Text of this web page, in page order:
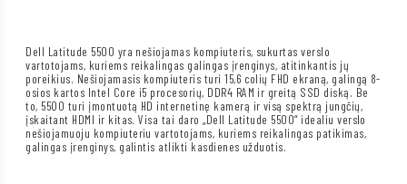
Dell Latitude 5500 yra nešiojamas kompiuteris, sukurtas verslo
vartotojams, kuriems reikalingas galingas įrenginys, atitinkantis jų
poreikius. Nešiojamasis kompiuteris turi 15,6 colių FHD ekraną, galingą 8-
osios kartos Intel Core i5 procesorių, DDR4 RAM ir greitą SSD diską. Be
to, 5500 turi įmontuotą HD internetinę kamerą ir visą spektrą jungčių,
įskaitant HDMI ir kitas. Visa tai daro „Dell Latitude 5500“ idealiu verslo
nešiojamuoju kompiuteriu vartotojams, kuriems reikalingas patikimas,
galingas įrenginys, galintis atlikti kasdienes užduotis.